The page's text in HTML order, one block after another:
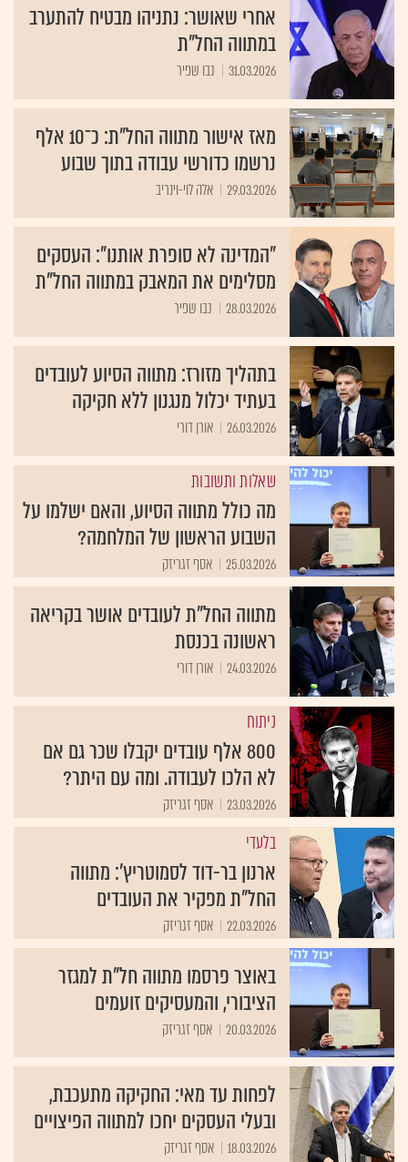
אחרי שאושר: נתניהו מבטיח להתערב
במתווה החל"ת
31.03.2026 נבו שפיר
מאז אישור מתווה החל"ת: כ־10 אלף
נרשמו כדורשי עבודה בתוך שבוע
29.03.2026 אלה לוי-וינריב
"המדינה לא סופרת אותנו": העסקים
מסלימים את המאבק במתווה החל"ת
28.03.2026 נבו שפיר
בתהליך מזורז: מתווה הסיוע לעובדים
בעתיד יכלול מנגנון ללא חקיקה
26.03.2026 אורן דורי
שאלות ותשובות
מה כולל מתווה הסיוע, והאם ישלמו על
השבוע הראשון של המלחמה?
25.03.2026 אסף זגריזק
מתווה החל"ת לעובדים אושר בקריאה
ראשונה בכנסת
24.03.2026 אורן דורי
ניתוח
800 אלף עובדים יקבלו שכר גם אם
לא הלכו לעבודה. ומה עם היתר?
23.03.2026 אסף זגריזק
בלעדי
ארנון בר-דוד לסמוטריץ': מתווה
החל"ת מפקיר את העובדים
22.03.2026 אסף זגריזק
באוצר פרסמו מתווה חל"ת למגזר
הציבורי, והמעסיקים זועמים
20.03.2026 אסף זגריזק
לפחות עד מאי: החקיקה מתעכבת,
ובעלי העסקים יחכו למתווה הפיצויים
18.03.2026 אסף זגריזק